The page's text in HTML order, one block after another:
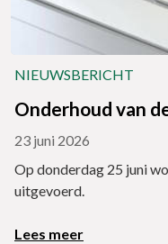
NIEUWSBERICHT
Onderhoud van
23 juni 2026
Op donderdag 25 juni
uitgevoerd.
Lees meer